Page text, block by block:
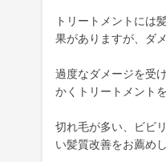
トリートメントには
果がありますが、ダ
過度なダメージを受
かくトリートメント
切れ毛が多い、ビビ
い髪質改善をお薦めし